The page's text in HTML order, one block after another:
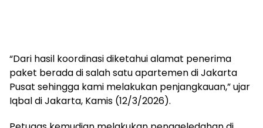
“Dari hasil koordinasi diketahui alamat penerima
paket berada di salah satu apartemen di Jakarta
Pusat sehingga kami melakukan penjangkauan,” ujar
Iqbal di Jakarta, Kamis (12/3/2026).